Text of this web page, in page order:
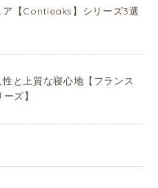
ア【Contieaks】シリーズ3選
と上質な寝心地【フランス
ズ】